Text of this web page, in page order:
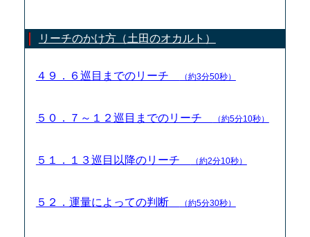
リーチのかけ方（土田のオカルト）
４９．６巡目までのリーチ （約3分50秒）
５０．７～１２巡目までのリーチ （約5分10秒）
５１．１３巡目以降のリーチ （約2分10秒）
５２．運量によっての判断 （約5分30秒）